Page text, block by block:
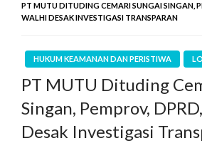
PT MUTU DITUDING CEMARI SUNGAI SINGAN,
WALHI DESAK INVESTIGASI TRANSPARAN
HUKUM KEAMANAN DAN PERISTIWA
PT MUTU Dituding
Singan, Pemprov,
Desak Investigasi